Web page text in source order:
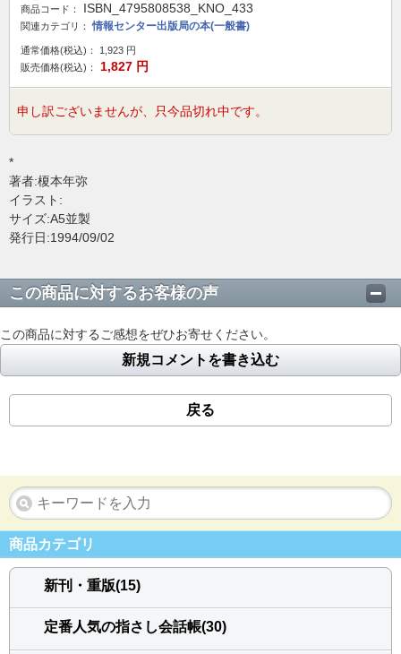
商品コード： ISBN_4795808538_KNO_433
関連カテゴリ： 情報センター出版局の本(一般書)
通常価格(税込)： 1,923 円
販売価格(税込)：
1,827 円
申し訳ございませんが、只今品切れ中です。
*
著者:榎本年弥
イラスト:
サイズ:A5並製
発行日:1994/09/02
この商品に対するお客様の声
この商品に対するご感想をぜひお寄せください。
新規コメントを書き込む
戻る
商品カテゴリ
新刊・重版(15)
定番人気の指さし会話帳(30)